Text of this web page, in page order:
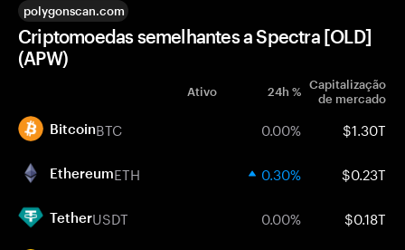
polygonscan.com
Criptomoedas semelhantes a Spectra [OLD]
(APW)
Ativo 24h % Capitalização
de mercado
BitcoinBTC 0.00% $1.30T
EthereumETH 0.30% $0.23T
TetherUSDT 0.00% $0.18T